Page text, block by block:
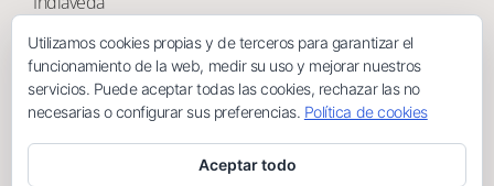
Indiaveda
Magnolia
Utilizamos cookies propias y de terceros para garantizar el
funcionamiento de la web, medir su uso y mejorar nuestros
servicios. Puede aceptar todas las cookies, rechazar las no
necesarias o configurar sus preferencias. Política de cookies
Aceptar todo